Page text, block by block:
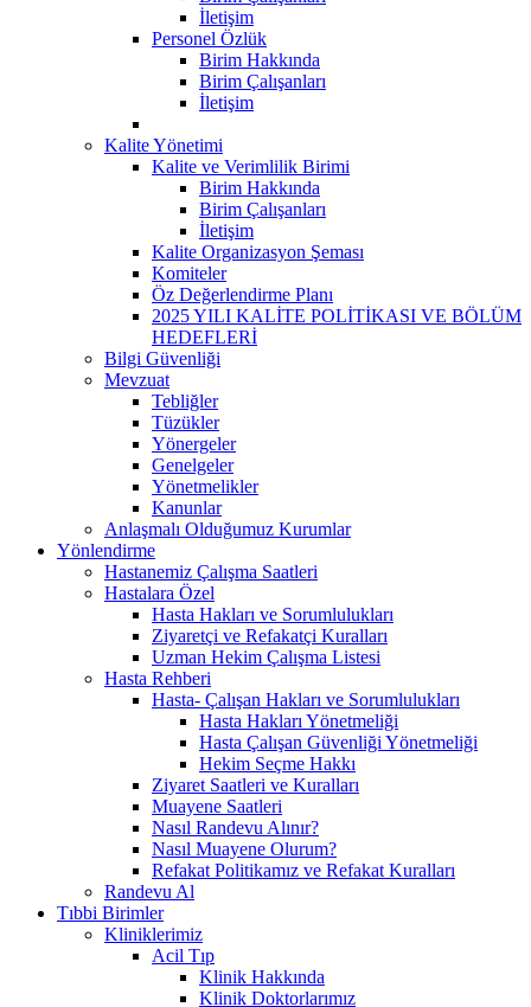
İletişim
Personel Özlük
Birim Hakkında
Birim Çalışanları
İletişim
Kalite Yönetimi
Kalite ve Verimlilik Birimi
Birim Hakkında
Birim Çalışanları
İletişim
Kalite Organizasyon Şeması
Komiteler
Öz Değerlendirme Planı
2025 YILI KALİTE POLİTİKASI VE BÖLÜM
HEDEFLERİ
Bilgi Güvenliği
Mevzuat
Tebliğler
Tüzükler
Yönergeler
Genelgeler
Yönetmelikler
Kanunlar
Anlaşmalı Olduğumuz Kurumlar
Yönlendirme
Hastanemiz Çalışma Saatleri
Hastalara Özel
Hasta Hakları ve Sorumlulukları
Ziyaretçi ve Refakatçi Kuralları
Uzman Hekim Çalışma Listesi
Hasta Rehberi
Hasta- Çalışan Hakları ve Sorumlulukları
Hasta Hakları Yönetmeliği
Hasta Çalışan Güvenliği Yönetmeliği
Hekim Seçme Hakkı
Ziyaret Saatleri ve Kuralları
Muayene Saatleri
Nasıl Randevu Alınır?
Nasıl Muayene Olurum?
Refakat Politikamız ve Refakat Kuralları
Randevu Al
Tıbbi Birimler
Kliniklerimiz
Acil Tıp
Klinik Hakkında
Klinik Doktorlarımız